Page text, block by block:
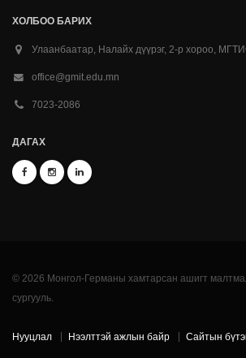
ХОЛБОО БАРИХ
Улаанбаатар, Налайх дүүрэг, 2-р хороо,
office@gmit.edu.mn
7023-2086
ДАГАХ
© 2026 Монгол-Германы хамтарсан ашигт
сургууль.
Нууцлал Нээлттэй ажлын байр Сайтын